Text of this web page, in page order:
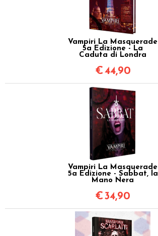
Vampiri La Masquerade
5a Edizione - La
Caduta di Londra
€44,90
Vampiri La Masquerade
5a Edizione - Sabbat, la
Mano Nera
€34,90